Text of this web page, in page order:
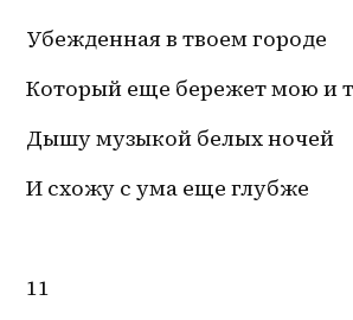
Убежденная в твоем городе
Который еще бережет мою и
Дышу музыкой белых ночей
И схожу с ума еще глубже
11